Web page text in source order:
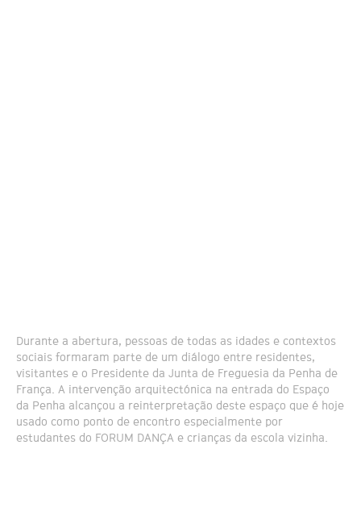
Durante a abertura, pessoas de todas as idades e contextos
sociais formaram parte de um diálogo entre residentes,
visitantes e o Presidente da Junta de Freguesia da Penha de
França. A intervenção arquitectónica na entrada do Espaço
da Penha alcançou a reinterpretação deste espaço que é hoje
usado como ponto de encontro especialmente por
estudantes do FORUM DANÇA e crianças da escola vizinha.